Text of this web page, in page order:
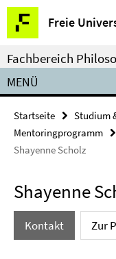
Springe
direkt
zu
Inhalt
Freie
Service-
Navigation
Fachbereich
MENÜ
Startseite Studium
Mentoringprogramm
Shayenne Scholz
Shayenne
Kontakt Zur